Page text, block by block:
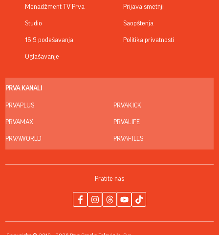
Menadžment TV Prva
Studio
16:9 podešavanja
Oglašavanje
Prijava smetnji
Saopštenja
Politika privatnosti
PRVA KANALI
PRVAPLUS
PRVAMAX
PRVAWORLD
PRVAKICK
PRVALIFE
PRVAFILES
Pratite nas